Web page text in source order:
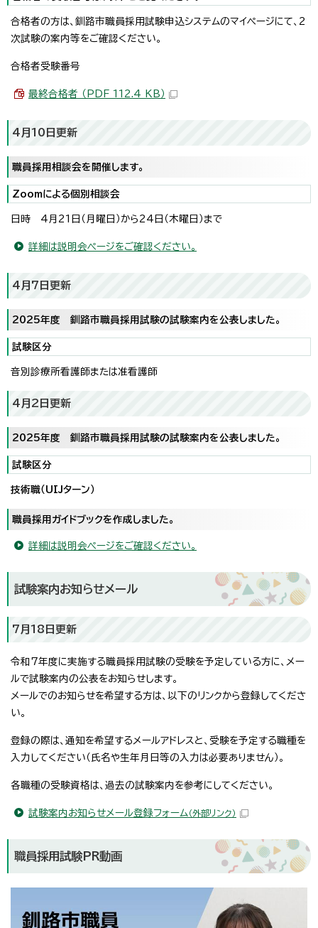
合格者の方は、釧路市職員採用試験申込システムのマイページにて、2
次試験の案内等をご確認ください。
合格者受験番号
最終合格者 （PDF 112.4 KB）
4月10日更新
職員採用相談会を開催します。
Zoomによる個別相談会
日時 4月21日（月曜日）から24日（木曜日）まで
詳細は説明会ページをご確認ください。
4月7日更新
2025年度 釧路市職員採用試験の試験案内を公表しました。
試験区分
音別診療所看護師または准看護師
4月2日更新
2025年度 釧路市職員採用試験の試験案内を公表しました。
試験区分
技術職（UIJターン）
職員採用ガイドブックを作成しました。
詳細は説明会ページをご確認ください。
試験案内お知らせメール
7月18日更新
令和7年度に実施する職員採用試験の受験を予定している方に、メー
ルで試験案内の公表をお知らせします。
メールでのお知らせを希望する方は、以下のリンクから登録してくださ
い。
登録の際は、通知を希望するメールアドレスと、受験を予定する職種を
入力してください（氏名や生年月日等の入力は必要ありません）。
各職種の受験資格は、過去の試験案内を参考にしてください。
試験案内お知らせメール登録フォーム（外部リンク）
職員採用試験PR動画